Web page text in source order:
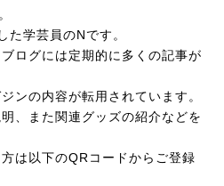
た学芸員のNです。
ログには定期的に多くの記事が
ンの内容が転用されています。
、また関連グッズの紹介などを
は以下のQRコードからご登録